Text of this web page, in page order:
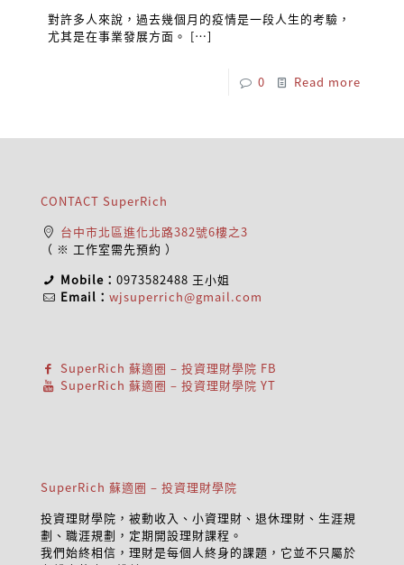
對許多人來說，過去幾個月的疫情是一段人生的考驗，
尤其是在事業發展方面。 […]
0 Read more
CONTACT SuperRich
台中市北區進化北路382號6樓之3
（ ※ 工作室需先預約 ）
Mobile：0973582488 王小姐
Email：wjsuperrich@gmail.com
SuperRich 蘇適圈 – 投資理財學院 FB
SuperRich 蘇適圈 – 投資理財學院 YT
SuperRich 蘇適圈 – 投資理財學院
投資理財學院，被動收入、小資理財、退休理財、生涯規
劃、職涯規劃，定期開設理財課程。
我們始終相信，理財是每個人終身的課題，它並不只屬於